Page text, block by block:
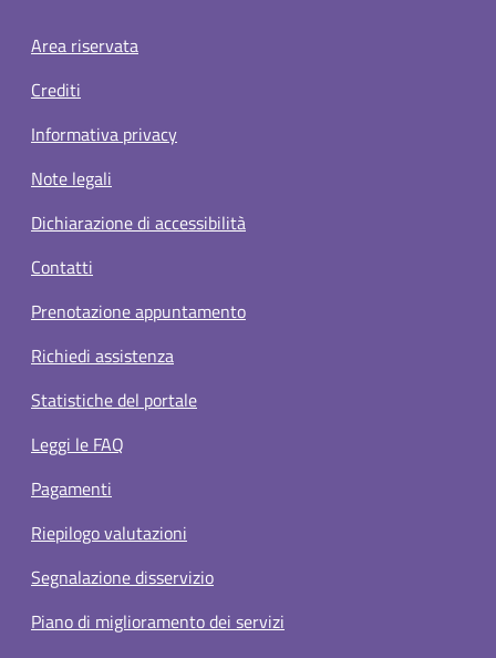
Footer menu
Area riservata
Crediti
Informativa privacy
Note legali
Dichiarazione di accessibilità
Contatti
Prenotazione appuntamento
Richiedi assistenza
Statistiche del portale
Leggi le FAQ
Pagamenti
Riepilogo valutazioni
Segnalazione disservizio
Piano di miglioramento dei servizi